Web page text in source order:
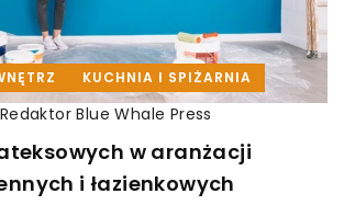
KUCHNIA I SPIŻARNIA
Redaktor Blue Whale Press
w aranżacji
i łazienkowych